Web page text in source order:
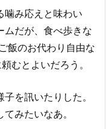
噛み応えと味わい
ムだが、食べ歩きな
飯のお代わり自由な
むとよいだろう。
を訊いたりした。
みたいなあ。